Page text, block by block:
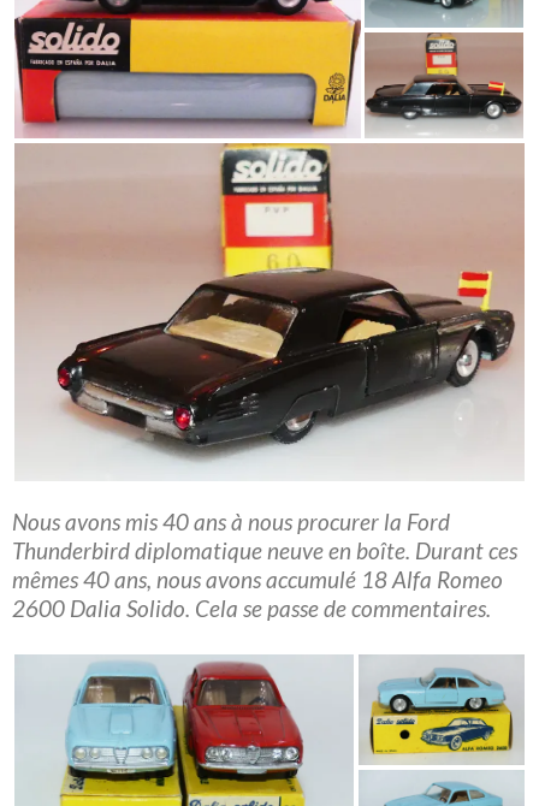
Nous avons mis 40 ans à nous procurer la Ford
Thunderbird diplomatique neuve en boîte. Durant ces
mêmes 40 ans, nous avons accumulé 18 Alfa Romeo
2600 Dalia Solido. Cela se passe de commentaires.